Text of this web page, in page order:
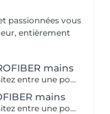
passionnées vous
entièrement
mains
Nouvelle technologie, Microfiber! Vous hésitez entre une pose de vernis permanent et la manucure gel ? Vos ongles sont cassants, mous, rongés et fragilisés par les poses du gel ou du semi-permanent ? Vous ne parvenez pas à garder une jolie longueur ? Contrairement au gel semi-permanent, le BIAB est dépourvu d'actifs chimiques susceptibles d'abîmer les ongles et est certifié vegan et cruelty-free. Découvrez votre nouvelle manucure chouchou: Le BIAB. Un traitement sain et efficace pour renforcer vos ongles et leur offrir une nouvelle santé! Enrichi en fibres synthétiques pour la résistance et la flexibilité, en vitamine E et calcium pour les soigner, le BIAB vous apporte une très bonne adhérence même sur les ongles difficiles. Grâce à sa couche de base extra forte et durable, le BIAB vous apportera une tenue de 3 à 4 semaines.
mains
Nouvelle technologie, Microfiber! Vous hésitez entre une pose de vernis permanent et la manucure gel ? Vos ongles sont cassants, mous, rongés et fragilisés par les poses du gel ou du semi-permanent ? Vous ne parvenez pas à garder une jolie longueur ? Contrairement au gel semi-permanent, le BIAB est dépourvu d'actifs chimiques susceptibles d'abîmer les ongles et est certifié vegan et cruelty-free. Découvrez votre nouvelle manucure chouchou: Le BIAB. Un traitement sain et efficace pour renforcer vos ongles et leur offrir une nouvelle santé! Enrichi en fibres synthétiques pour la résistance et la flexibilité, en vitamine E et calcium pour les soigner, le BIAB vous apporte une très bonne adhérence même sur les ongles difficiles. Grâce à sa couche de base extra forte et durable, le BIAB vous apportera une tenue de 3 à 4 semaines.